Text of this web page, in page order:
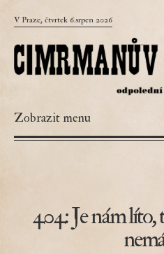
V Praze, čtvrtek 6.srpen 2026
Zobrazit menu
404: Je nám líto,